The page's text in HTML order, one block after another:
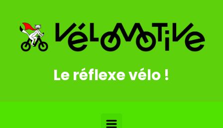
Le réflexe vélo !